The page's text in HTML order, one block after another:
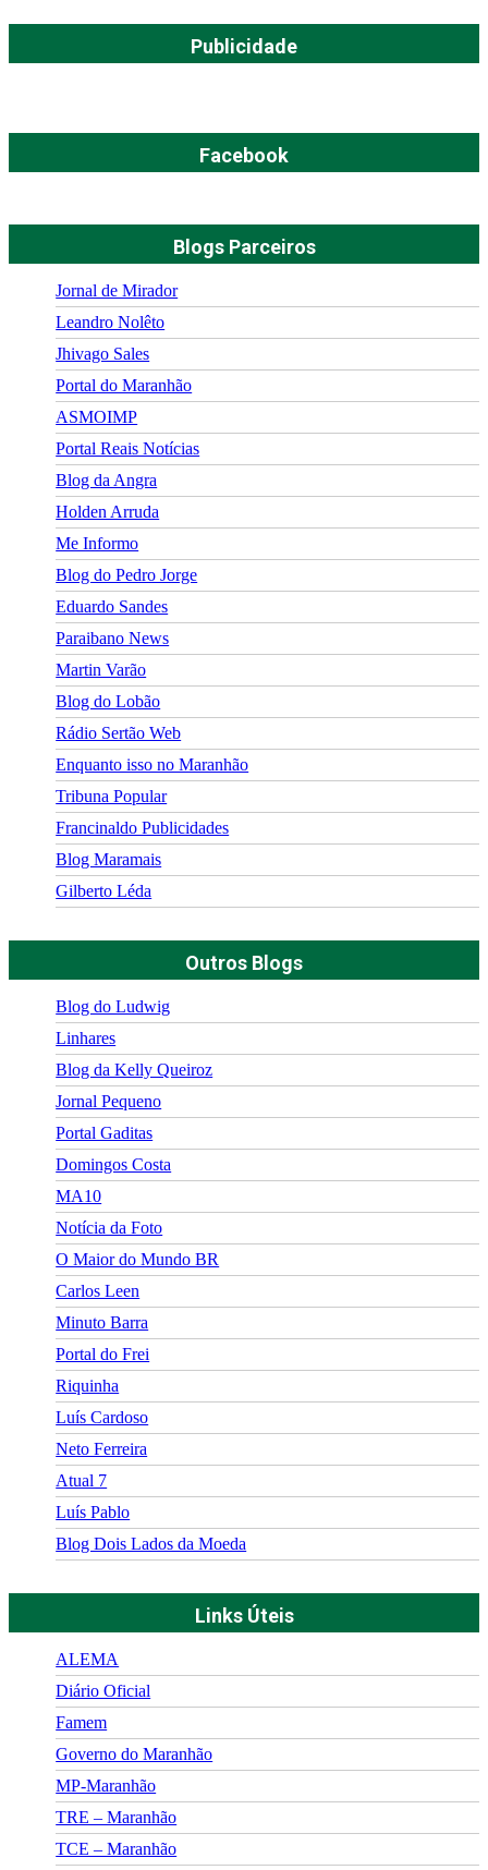
Publicidade
Facebook
Blogs Parceiros
Jornal de Mirador
Leandro Nolêto
Jhivago Sales
Portal do Maranhão
ASMOIMP
Portal Reais Notí­cias
Blog da Angra
Holden Arruda
Me Informo
Blog do Pedro Jorge
Eduardo Sandes
Paraibano News
Martin Varão
Blog do Lobão
Rádio Sertão Web
Enquanto isso no Maranhão
Tribuna Popular
Francinaldo Publicidades
Blog Maramais
Gilberto Léda
Outros Blogs
Blog do Ludwig
Linhares
Blog da Kelly Queiroz
Jornal Pequeno
Portal Gaditas
Domingos Costa
MA10
Notícia da Foto
O Maior do Mundo BR
Carlos Leen
Minuto Barra
Portal do Frei
Riquinha
Luís Cardoso
Neto Ferreira
Atual 7
Luís Pablo
Blog Dois Lados da Moeda
Links Úteis
ALEMA
Diário Oficial
Famem
Governo do Maranhão
MP-Maranhão
TRE – Maranhão
TCE – Maranhão